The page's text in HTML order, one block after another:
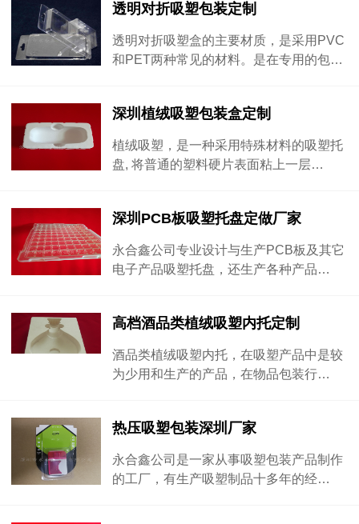
透明对折吸塑包装定制
透明对折吸塑盒的主要材质，是采用PVC
和PET两种常见的材料。是在专用的包…
深圳植绒吸塑包装盒定制
植绒吸塑，是一种采用特殊材料的吸塑托
盘, 将普通的塑料硬片表面粘上一层…
深圳PCB板吸塑托盘定做厂家
永合鑫公司专业设计与生产PCB板及其它
电子产品吸塑托盘，还生产各种产品…
高档酒品类植绒吸塑内托定制
酒品类植绒吸塑内托，在吸塑产品中是较
为少用和生产的产品，在物品包装行…
热压吸塑包装深圳厂家
永合鑫公司是一家从事吸塑包装产品制作
的工厂，有生产吸塑制品十多年的经…